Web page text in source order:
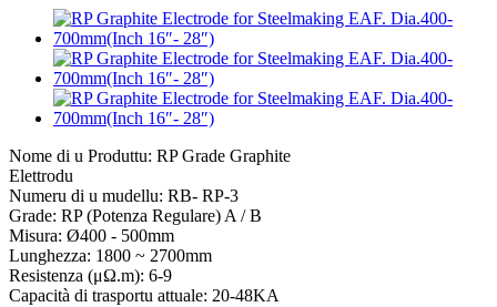
Nome di u Produttu: RP Grade Graphite
Elettrodu
Numeru di u mudellu: RB- ​​RP-3
Grade: RP (Potenza Regulare) A / B
Misura: Ø400 - 500mm
Lunghezza: 1800 ~ 2700mm
Resistenza (μΩ.m): 6-9
Capacità di trasportu attuale: 20-48KA